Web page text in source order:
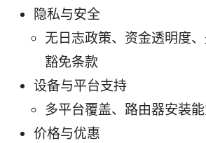
隐私与安全
无日志政策、资金透明度
豁免条款
设备与平台支持
多平台覆盖、路由器安装
价格与优惠